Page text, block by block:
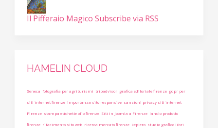
Il Pifferaio Magico Subscribe via RSS
HAMELIN CLOUD
Seneca fotografia per agriturismi tripadvisor grafica editoriale firenze gdpr per
siti internet firenze importanza sito responsive sanzioni privacy siti internet
Firenze stampa etichette olio firenze Siti in Joomla a Firenze lancio prodotto
firenze rifacimento sito web ricerca mercato firenze keplero studio grafico libri